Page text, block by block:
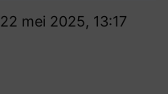
22 mei 2025, 13:17